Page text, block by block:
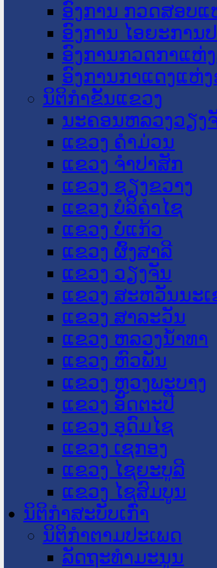
ອົງການ ກວດສອບແ
ອົງການ ໄອຍະການ
ອົງການກວດກາແຫ່
ອົງການກາແດງແຫ່
ນິຕິກໍາຂັ້ນແຂວງ
ນະ​ຄອນ​ຫລວງວຽງ
ແຂວງ ຄໍາມ່ວນ
ແຂວງ ຈໍາປາສັກ
ແຂວງ ຊຽງຂວາງ
ແຂວງ ບໍລິຄໍາໄຊ
ແຂວງ ບໍ່ແກ້ວ
ແຂວງ ຜົ້ງສາລີ
ແຂວງ ວຽງຈັນ
ແຂວງ ສະຫວັນນະ
ແຂວງ ສາລະວັນ
ແຂວງ ຫລວງນໍ້າທາ
ແຂວງ ຫົວພັນ
ແຂວງ ຫຼວງພະບາງ
ແຂວງ ອັດຕະປື
ແຂວງ ອຸດົມໄຊ
ແຂວງ ເຊກອງ
ແຂວງ ໄຊຍະບູລີ
ແຂວງ ໄຊສົມບູນ
ນິຕິກໍາສະບັບເກົ່າ
ນິຕິກຳຕາມປະເພດ
ລັດຖະທໍາມະນູນ